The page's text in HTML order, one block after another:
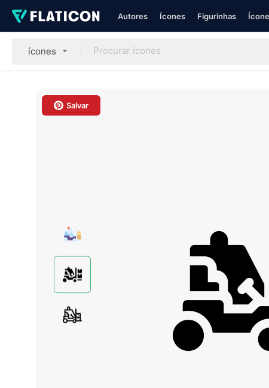
Autores Ícones Figurinhas
ícones
Salvar